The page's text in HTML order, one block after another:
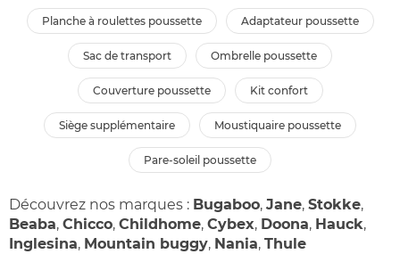
planche à roulettes poussette adaptateur poussette
sac de transport ombrelle poussette
couverture poussette kit confort
siège supplémentaire moustiquaire poussette
pare-soleil poussette
Découvrez nos marques : Bugaboo, Jane, Stokke,
Beaba, Chicco, Childhome, Cybex, Doona, Hauck,
Inglesina, Mountain buggy, Nania, Thule